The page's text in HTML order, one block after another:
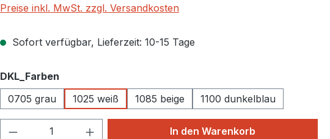
Preise inkl. MwSt. zzgl. Versandkosten
Sofort verfügbar, Lieferzeit: 10-15 Tage
DKL_Farben
0705 grau
1025 weiß 1085 beige 1100 dunkelblau
Produkt Anzahl: Gib den gewünschten Wert
In den Warenkorb